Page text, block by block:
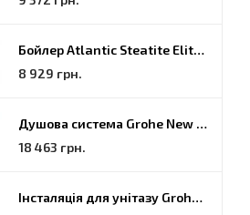
Бойлер Atlantic Steatite Elite VM 080 D400 2 BC, 80 (851188)
8 929 грн.
Душова система Grohe New Tempesta Cosmopolitan (27922000)
18 463 грн.
Інсталяція для унітазу Grohe Rapid SL (38772001)